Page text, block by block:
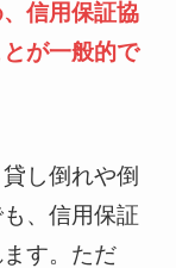
信用保証協
が一般的で
し倒れや倒
、信用保証
す。ただ